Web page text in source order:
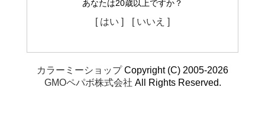
あなたは20歳以上ですか？
[ はい ] [ いいえ ]
カラーミーショップCopyright (C) 2005-2026
GMOペパボ株式会社 All Rights Reserved.